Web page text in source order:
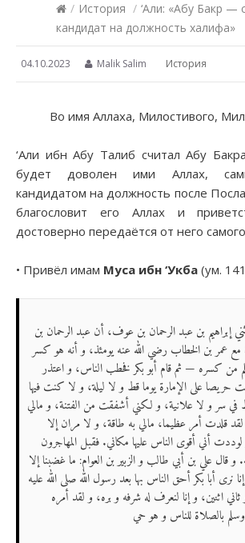
/ История / ‘Али: «Абу Бакр —
кандидат на должность халифа»
04.10.2023 Malik Salim История
Во имя Аллаха, Милостивого,
‘Али ибн Абу Талиб считал Абу
будет доволен ими Аллах,
кандидатом на должность после
благословит его Аллах и
достоверно передаётся от него
• Привёл имам Муса ибн ‘Укба (ум.
إبراهيم بن عبد الرحمان بن عوف، أن عبد الرحمان بن
عمر بن الخطاب رضي الله عنه يومئذ، و أنه هو كسر
من كسره — ثم قام أبو بكر فخطب الناس، و اعتذر
حريصا على الإمارة يوما قط و لا ليلة، و لا كنت فيها
قط في سر و لا علانية، و لكني أشفقت من الفتنة، و مالي
قلدت أمر عظيما، مالي به طاقة، و لا مران إلا
أني أقوى الناس عليها مكاني. فقبل المهاجرون
و قال علي بن أبي طالب و الزبير بن العوام: ما غضبنا إلا
نرى أبا بكر أحق الناس بها بعد رسول الله صلى الله عليه
اثنين، و إنا لنعرف له شرفه و بره، و لقد أمره
بالصلاة للناس و هو حي